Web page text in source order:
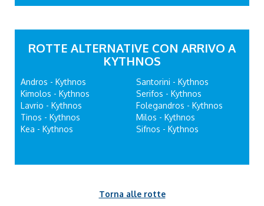
ROTTE ALTERNATIVE CON ARRIVO A
KYTHNOS
Andros - Kythnos
Kimolos - Kythnos
Lavrio - Kythnos
Tinos - Kythnos
Kea - Kythnos
Santorini - Kythnos
Serifos - Kythnos
Folegandros - Kythnos
Milos - Kythnos
Sifnos - Kythnos
Torna alle rotte